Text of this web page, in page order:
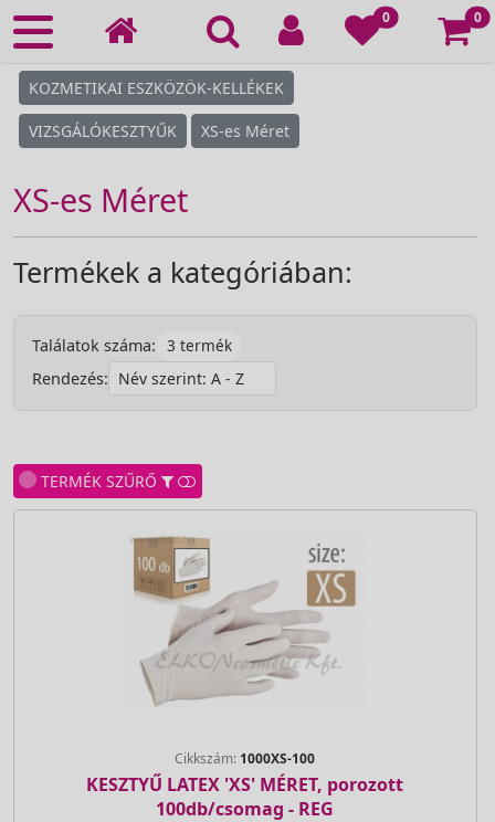
0 0
KOZMETIKAI ESZKÖZÖK-KELLÉKEK
VIZSGÁLÓKESZTYŰK XS-es Méret
XS-es Méret
Termékek a kategóriában:
Találatok száma: 3 termék
Rendezés:
TERMÉK SZŰRŐ
Cikkszám: 1000XS-100
KESZTYŰ LATEX 'XS' MÉRET, porozott
100db/csomag - REG